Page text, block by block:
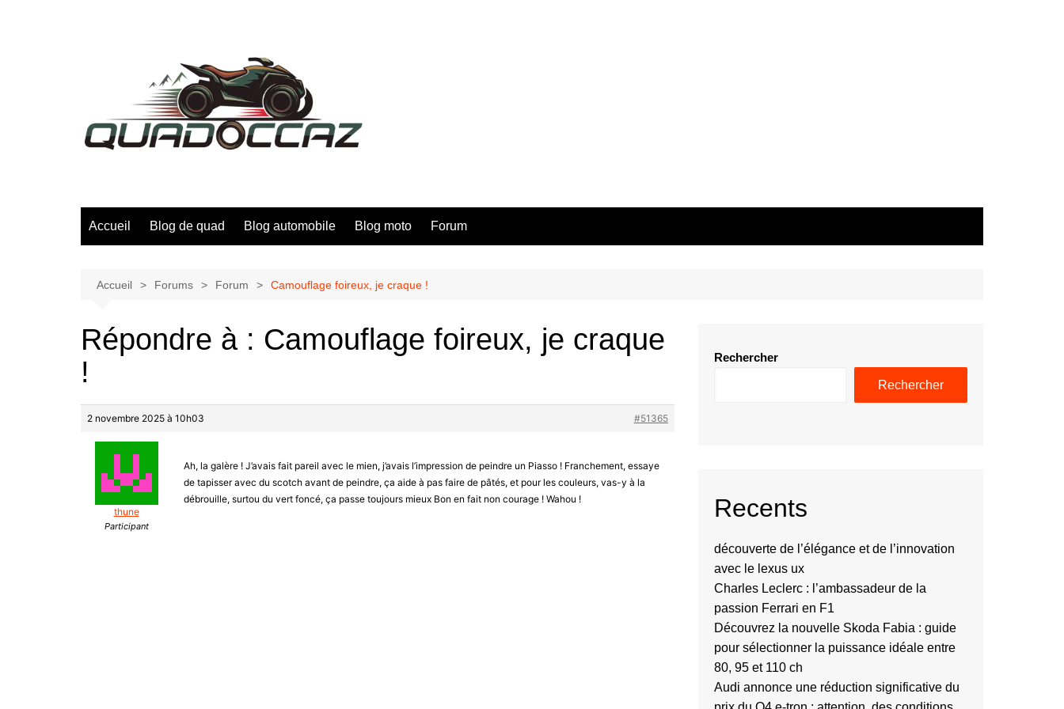
Accueil Blog de quad Blog automobile Blog moto Forum
Accueil Forums Forum Camouflage foireux, je craque !
Répondre à : Camouflage foireux, je craque
!
2 novembre 2025 à 10h03 #51365
thune
Participant
Ah, la galère ! J’avais fait pareil avec le mien, j’avais l’impression de peindre un Piasso ! Franchement, essaye
de tapisser avec du scotch avant de peindre, ça aide à pas faire de pâtés, et pour les couleurs, vas-y à la
débrouille, surtou du vert foncé, ça passe toujours mieux Bon en fait non courage ! Wahou !
Rechercher
Rechercher
Recents
découverte de l’élégance et de l’innovation
avec le lexus ux
Charles Leclerc : l’ambassadeur de la
passion Ferrari en F1
Découvrez la nouvelle Skoda Fabia : guide
pour sélectionner la puissance idéale entre
80, 95 et 110 ch
Audi annonce une réduction significative du